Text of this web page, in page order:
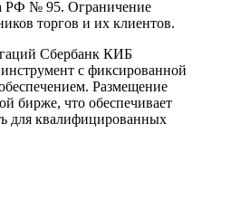
РФ № 95. Ограничение
торгов и их клиентов.
Сбербанк КИБ
с фиксированной
Размещение
бирже, что обеспечивает
для квалифицированных